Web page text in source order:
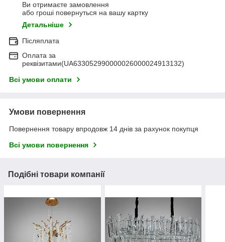
Ви отримаєте замовлення
або гроші повернуться на вашу картку
Детальніше
Післяплата
Оплата за
реквізитами(UA633052990000026000024913132)
Всі умови оплати
Умови повернення
Повернення товару впродовж 14 днів за рахунок покупця
Всі умови повернення
Подібні товари компанії